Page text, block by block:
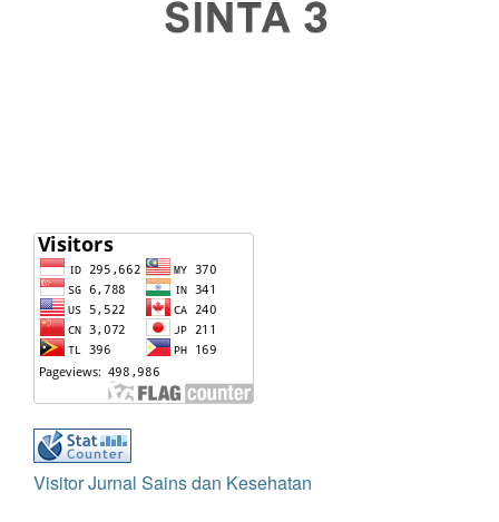
Visitor Jurnal Sains dan Kesehatan